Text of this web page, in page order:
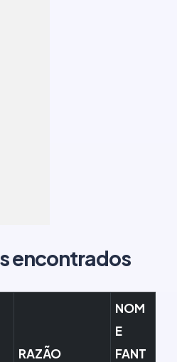
encontrados
RAZÃO
NOM
E
FANT